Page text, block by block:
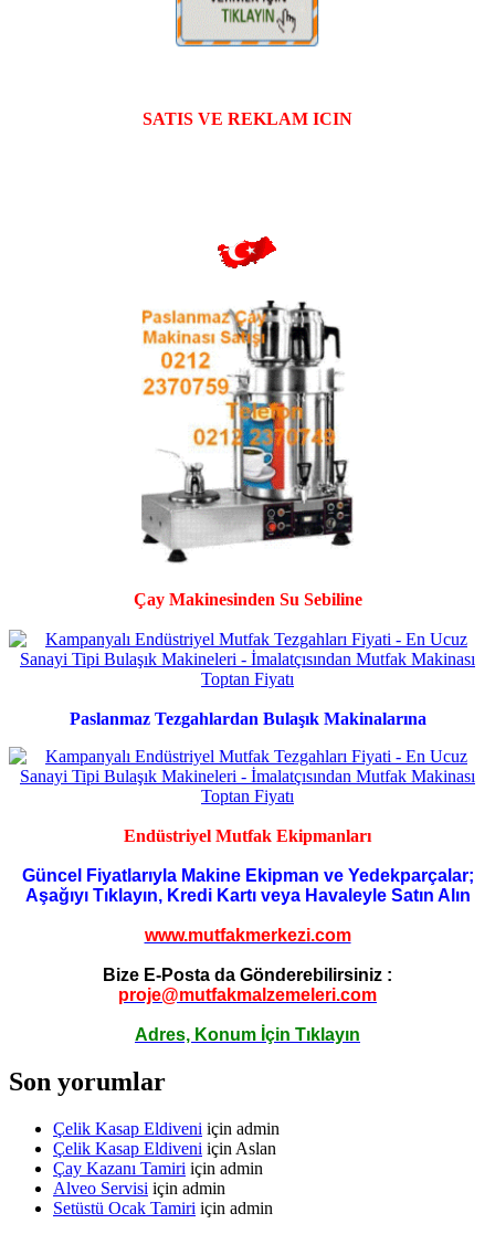
SATIS VE REKLAM ICIN
Çay Makinesinden Su Sebiline
Paslanmaz Tezgahlardan Bulaşık Makinalarına
Endüstriyel Mutfak Ekipmanları
Güncel Fiyatlarıyla Makine Ekipman ve Yedekparçalar;
Aşağıyı Tıklayın, Kredi Kartı veya Havaleyle Satın Alın
www.mutfakmerkezi.com
Bize E-Posta da Gönderebilirsiniz :
proje@mutfakmalzemeleri.com
Adres, Konum İçin Tıklayın
Son yorumlar
Çelik Kasap Eldiveni için admin
Çelik Kasap Eldiveni için Aslan
Çay Kazanı Tamiri için admin
Alveo Servisi için admin
Setüstü Ocak Tamiri için admin